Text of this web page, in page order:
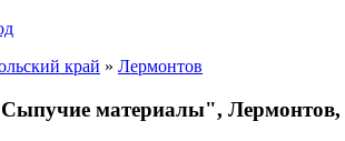
край » Лермонтов
материалы", Лермонтов,